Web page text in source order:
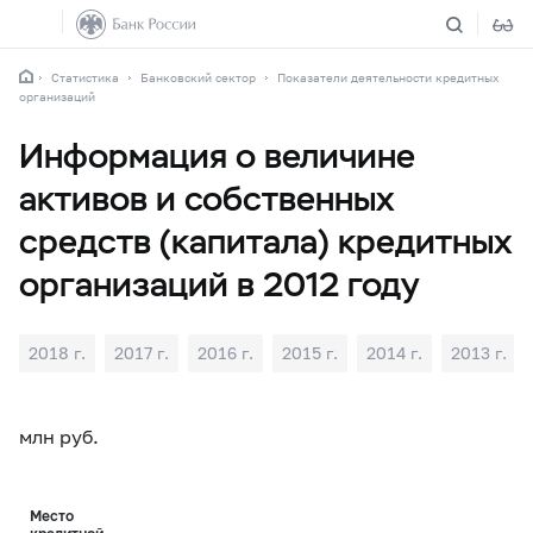
Статистика Банковский сектор
Показатели деятельности кредитных
организаций
Информация о величине
активов и собственных
средств (капитала) кредитных
организаций в 2012 году
2018 г. 2017 г. 2016 г. 2015 г. 2014 г. 2013 г.
млн руб.
Место